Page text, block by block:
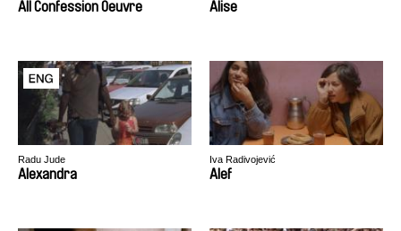
All Confession Oeuvre Alise
Radu Jude
Alexandra
Iva Radivojević
Alef